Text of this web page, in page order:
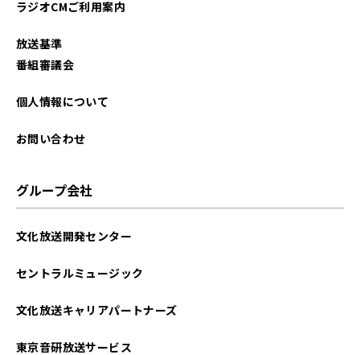
ラジオCMご利用案内
放送基準
番組審議会
個人情報について
お問い合わせ
グループ会社
文化放送開発センター
セントラルミュージック
文化放送キャリアパートナーズ
東京音研放送サービス